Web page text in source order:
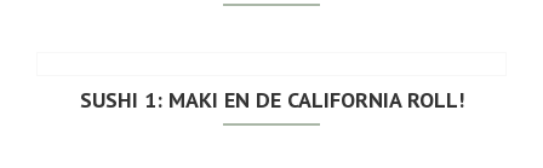
SUSHI 1: MAKI EN DE CALIFORNIA ROLL!